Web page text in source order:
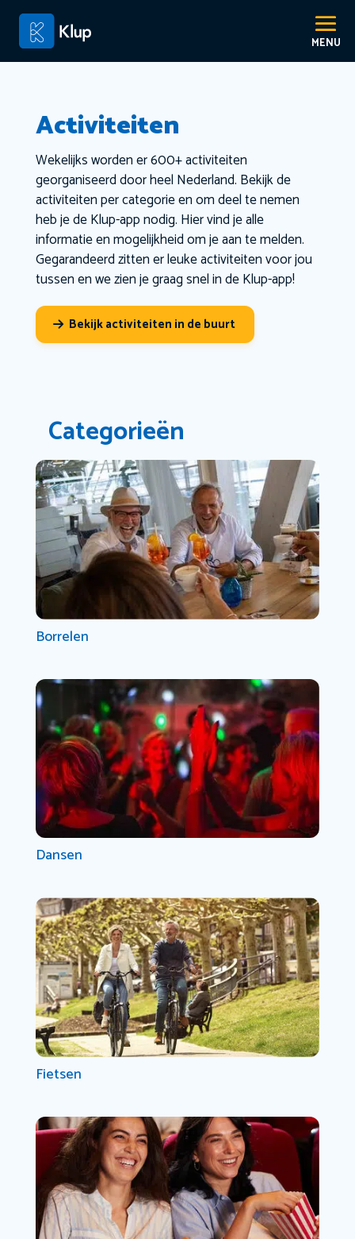
Activiteiten
Wekelijks worden er 600+ activiteiten
georganiseerd door heel Nederland. Bekijk de
activiteiten per categorie en om deel te nemen
heb je de Klup-app nodig. Hier vind je alle
informatie en mogelijkheid om je aan te melden.
Gegarandeerd zitten er leuke activiteiten voor jou
tussen en we zien je graag snel in de Klup-app!
Bekijk activiteiten in de buurt
Categorieën
Borrelen
Dansen
Fietsen